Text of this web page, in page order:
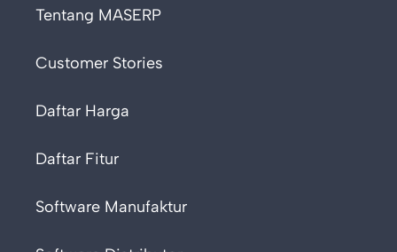
Tentang MASERP
Customer Stories
Daftar Harga
Daftar Fitur
Software Manufaktur